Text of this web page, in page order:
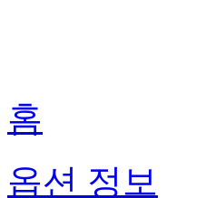
홈
옵션 정보